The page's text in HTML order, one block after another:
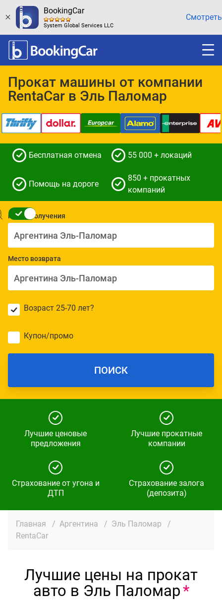
BookingCar
System Global Services LLC
Смотреть
Прокат машины от компании
RentaCar в Эль Паломар
Бесплатная отмена 55 000 + локаций
Помощь на дороге
850 + прокатных
компаний
Место получения
Место возврата
Возраст 25-70 лет?
Купон/промо
ПОИСК
Лучшие ценовые
предложения
Лучшие прокатные
компании
Страхование от угона и
ДТП
Страхование залога
(депозита)
Главная / Аргентина / Эль Паломар
/
RentaCar
Лучшие цены на прокат
авто в Эль Паломар